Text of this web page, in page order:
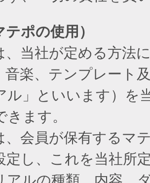
ポの使用）
当社が定める方法
音楽、テンプレート
ル」といいます）
ます。
会員が保有するマ
定し、これを当社所